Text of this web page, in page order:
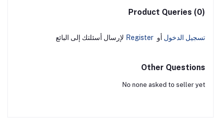
Product Queries (0)
تسجيل الدخول أو Register لإرسال أسئلتك إلى البائع
Other Questions
No none asked to seller yet